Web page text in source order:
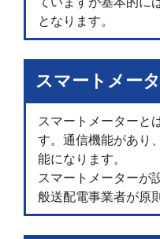
となります。
スマートメー
スマートメーターと
す。通信機能があり
能になります。
スマートメーターが
般送配電事業者が原